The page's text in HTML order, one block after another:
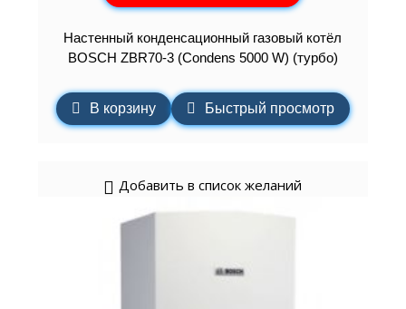
Настенный конденсационный газовый котёл
BOSCH ZBR70-3 (Condens 5000 W) (турбо)
В корзину Быстрый просмотр
Добавить в список желаний